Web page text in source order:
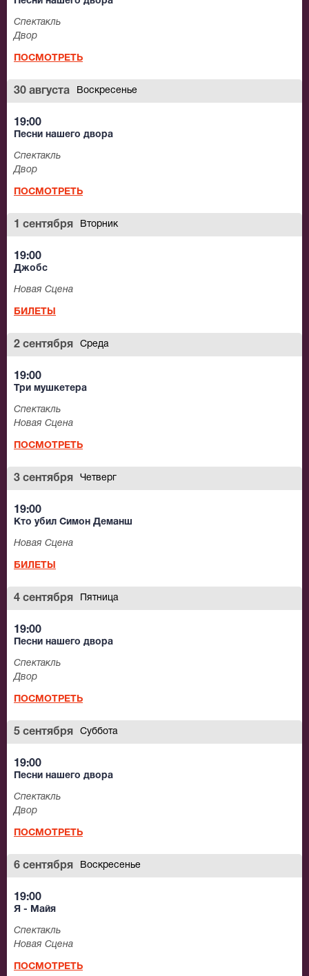
Спектакль
Двор
ПОСМОТРЕТЬ
30 августа Воскресенье
19:00
Песни нашего двора
Спектакль
Двор
ПОСМОТРЕТЬ
1 сентября Вторник
19:00
Джобс
Новая Сцена
БИЛЕТЫ
2 сентября Среда
19:00
Три мушкетера
Спектакль
Новая Сцена
ПОСМОТРЕТЬ
3 сентября Четверг
19:00
Кто убил Симон Деманш
Новая Сцена
БИЛЕТЫ
4 сентября Пятница
19:00
Песни нашего двора
Спектакль
Двор
ПОСМОТРЕТЬ
5 сентября Суббота
19:00
Песни нашего двора
Спектакль
Двор
ПОСМОТРЕТЬ
6 сентября Воскресенье
19:00
Я - Майя
Спектакль
Новая Сцена
ПОСМОТРЕТЬ